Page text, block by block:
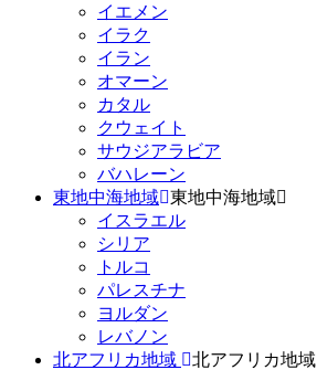
イエメン
イラク
イラン
オマーン
カタル
クウェイト
サウジアラビア
バハレーン
東地中海地域 東地中海地域
イスラエル
シリア
トルコ
パレスチナ
ヨルダン
レバノン
北アフリカ地域
北アフリカ地域